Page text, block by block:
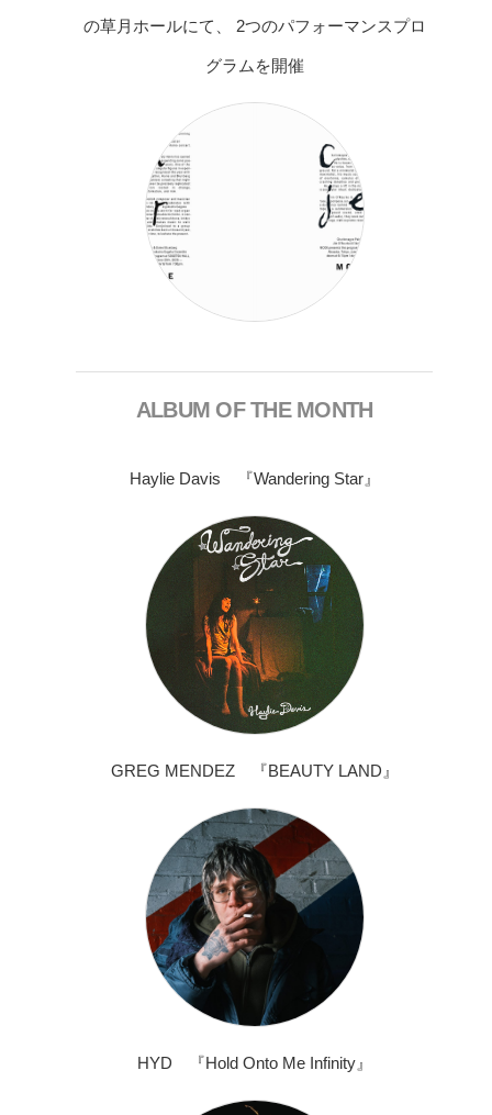
の草月ホールにて、 2つのパフォーマンスプロ
グラムを開催
ALBUM OF THE MONTH
Haylie Davis 『Wandering Star』
GREG MENDEZ 『BEAUTY LAND』
HYD 『Hold Onto Me Infinity』